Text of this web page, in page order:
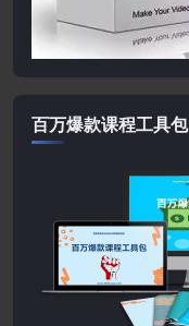
百万爆款课程工具包